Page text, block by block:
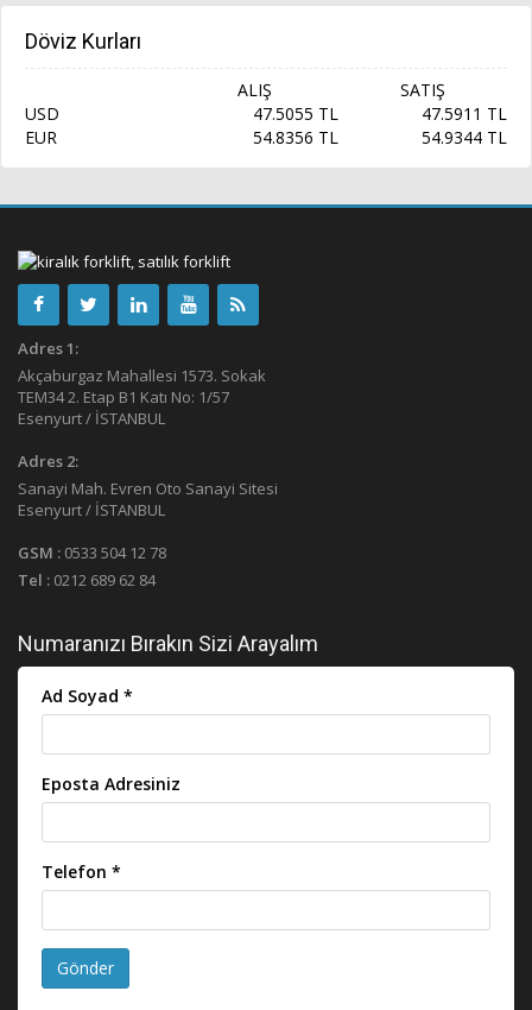
Döviz Kurları
ALIŞ
SATIŞ
USD
47.5055 TL
47.5911 TL
EUR
54.8356 TL 54.9344 TL
Adres 1:
Akçaburgaz Mahallesi 1573. Sokak
TEM34 2. Etap B1 Katı No: 1/57
Esenyurt / İSTANBUL
Adres 2:
Sanayi Mah. Evren Oto Sanayi Sitesi
Esenyurt / İSTANBUL
GSM : 0533 504 12 78
Tel : 0212 689 62 84
Numaranızı Bırakın Sizi Arayalım
Ad Soyad *
Eposta Adresiniz
Telefon *
Gönder